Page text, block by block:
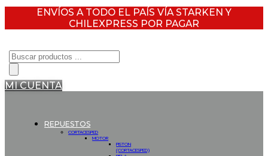
ENVÍOS A TODO EL PAÍS VÍA STARKEN Y
CHILEXPRESS POR PAGAR
Búsqueda
de
productos
MI CUENTA
REPUESTOS
CORTACESPED
MOTOR
PISTON
(CORTACESPED)